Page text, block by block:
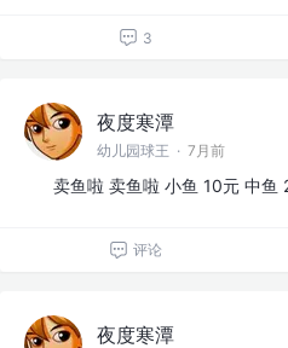
3
夜度寒潭
幼儿园球王 · 7月前
卖鱼啦 卖鱼啦 小鱼 10元 中鱼
评论
夜度寒潭